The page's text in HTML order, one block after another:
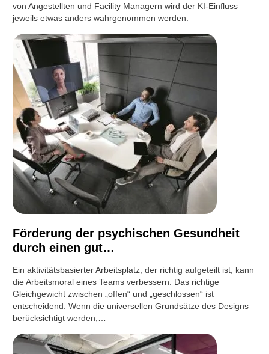
von Angestellten und Facility Managern wird der KI-Einfluss
jeweils etwas anders wahrgenommen werden.
Förderung der psychischen Gesundheit
durch einen gut…
Ein aktivitätsbasierter Arbeitsplatz, der richtig aufgeteilt ist, kann
die Arbeitsmoral eines Teams verbessern. Das richtige
Gleichgewicht zwischen „offen“ und „geschlossen“ ist
entscheidend. Wenn die universellen Grundsätze des Designs
berücksichtigt werden,…